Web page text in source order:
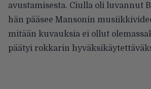
avustamisesta. Ciulla oli luvannut
hän pääsee Mansonin
mitään kuvauksia ei ollut
päätyi rokkarin